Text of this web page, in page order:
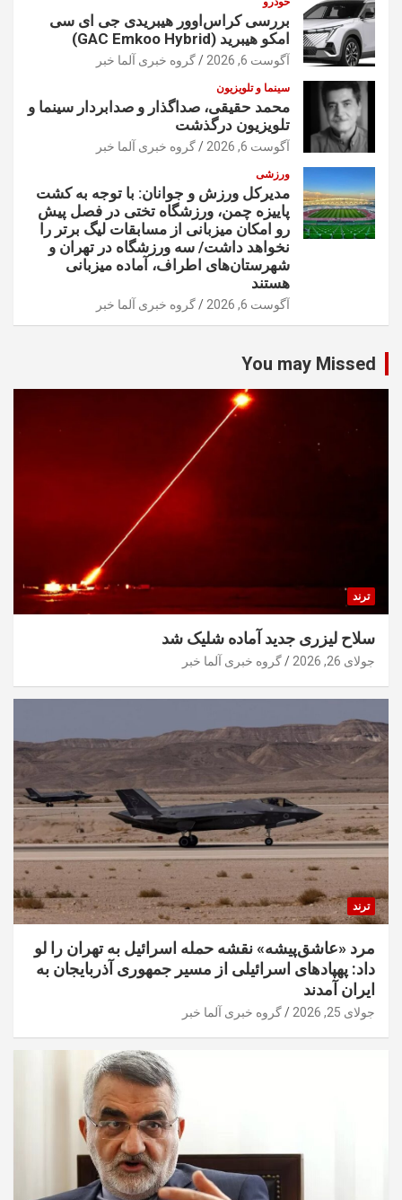
بررسی کراس‌اوور هیبریدی جی ای سی
امکو هیبرید (GAC Emkoo Hybrid)
آگوست 6, 2026 گروه خبری آلما خبر
سینما و تلویزیون
محمد حقیقی، صداگذار و صدابردار سینما و
تلویزیون درگذشت
آگوست 6, 2026 گروه خبری آلما خبر
ورزشی
مدیرکل ورزش و جوانان: با توجه به کشت
پاییزه چمن، ورزشگاه تختی در فصل پیش
رو امکان میزبانی از مسابقات لیگ برتر را
نخواهد داشت/ سه ورزشگاه در تهران و
شهرستان‌های اطراف، آماده میزبانی
هستند
آگوست 6, 2026 گروه خبری آلما خبر
You may Missed
ترند
سلاح لیزری جدید آماده شلیک شد
جولای 26, 2026 گروه خبری آلما خبر
ترند
مرد «عاشق‌پیشه» نقشه حمله اسرائیل به تهران را لو
داد: پهپادهای اسرائیلی از مسیر جمهوری آذربایجان به
ایران آمدند
جولای 25, 2026 گروه خبری آلما خبر